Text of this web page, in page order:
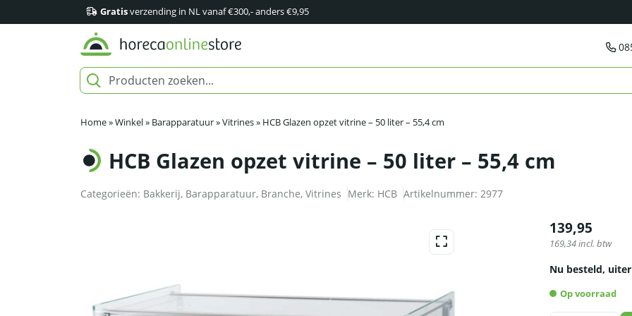
Gratisverzending in NL vanaf €300,- anders €9,95
Home»Winkel» Barapparatuur»Vitrines» HCB Glazen opzet vitrine – 50 liter – 55,4 cm
HCB Glazen opzet vitrine – 50 liter – 55,4 cm
Categorieën: Bakkerij, Barapparatuur, Branche, Vitrines Merk: HCB Artikelnummer: 2977
139,95
169,34incl. btw
Nu besteld,
Op voorraad